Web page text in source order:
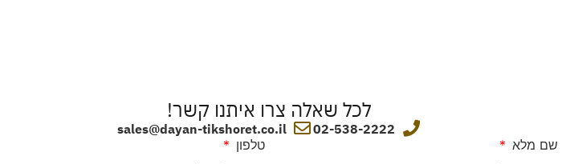
לכל שאלה צרו איתנו קשר!
02-538-2222
sales@dayan-tikshoret.co.il
שם מלא טלפון